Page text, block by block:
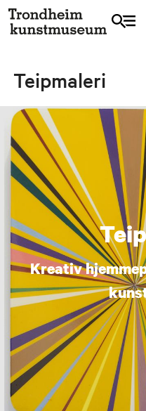
Teipmaleri
Kreativ